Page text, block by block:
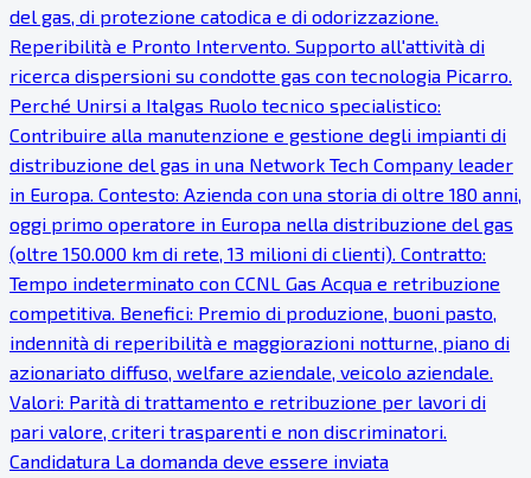
del gas, di protezione catodica e di odorizzazione.
Reperibilità e Pronto Intervento. Supporto all'attività di
ricerca dispersioni su condotte gas con tecnologia Picarro.
Perché Unirsi a Italgas Ruolo tecnico specialistico:
Contribuire alla manutenzione e gestione degli impianti di
distribuzione del gas in una Network Tech Company leader
in Europa. Contesto: Azienda con una storia di oltre 180 anni,
oggi primo operatore in Europa nella distribuzione del gas
(oltre 150.000 km di rete, 13 milioni di clienti). Contratto:
Tempo indeterminato con CCNL Gas Acqua e retribuzione
competitiva. Benefici: Premio di produzione, buoni pasto,
indennità di reperibilità e maggiorazioni notturne, piano di
azionariato diffuso, welfare aziendale, veicolo aziendale.
Valori: Parità di trattamento e retribuzione per lavori di
pari valore, criteri trasparenti e non discriminatori.
Candidatura La domanda deve essere inviata